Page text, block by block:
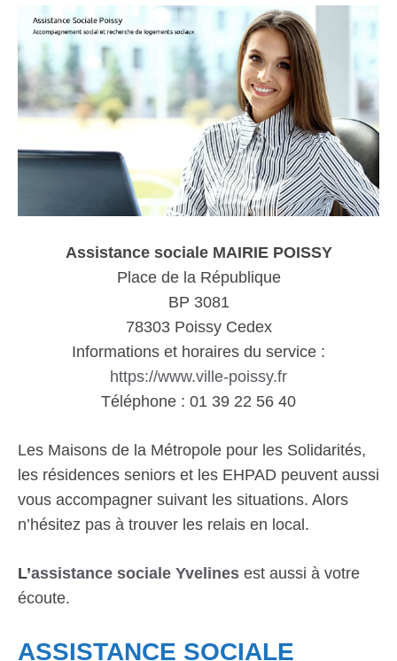
Assistance sociale MAIRIE POISSY
Place de la République
BP 3081
78303 Poissy Cedex
Informations et horaires du service :
https://www.ville-poissy.fr
Téléphone : 01 39 22 56 40
Les Maisons de la Métropole pour les Solidarités,
les résidences seniors et les EHPAD peuvent aussi
vous accompagner suivant les situations. Alors
n’hésitez pas à trouver les relais en local.
L’assistance sociale Yvelines est aussi à votre
écoute.
ASSISTANCE SOCIALE